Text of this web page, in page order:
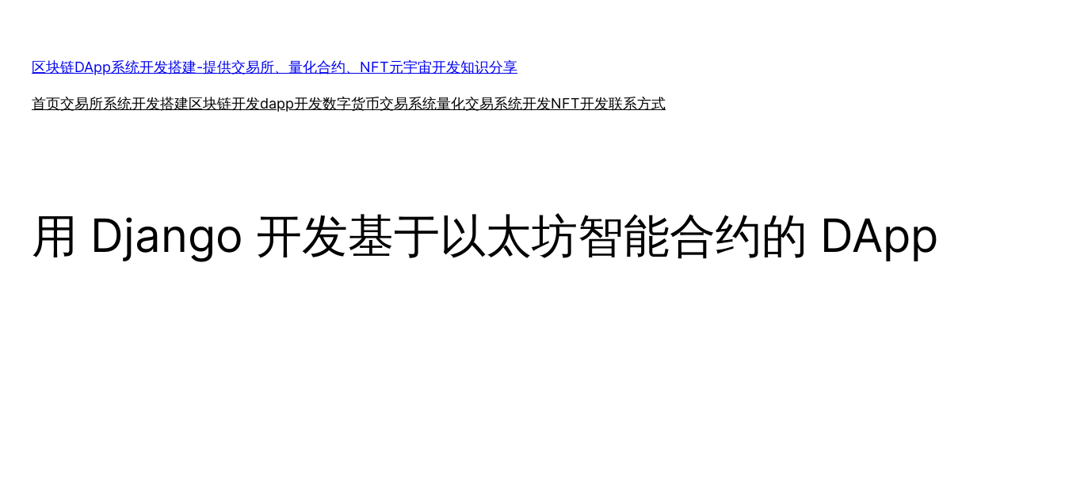
区块链DApp系统开发搭建-提供交易所、量化合约、NFT元宇宙开发知识分享
首页交易所系统开发搭建区块链开发dapp开发数字货币交易系统量化交易系统开发NFT开发联系方式
用 Django 开发基于以太坊智能合约的 DApp